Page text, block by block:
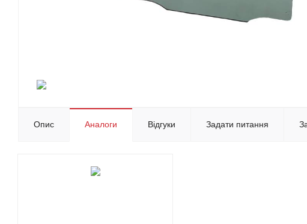
Опис Аналоги Відгуки Задати питання